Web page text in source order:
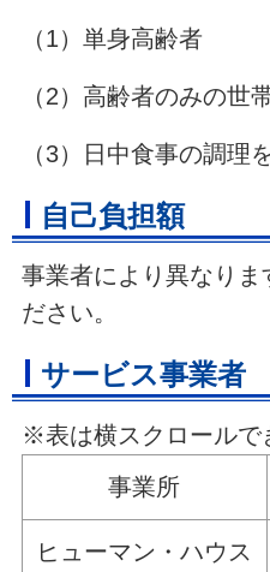
（1）単身高齢者
（2）高齢者のみの世
（3）日中食事の調理
自己負担額
事業者により異なりま
ださい。
サービス事業者
※表は横スクロールで
事業所
ヒューマン・ハウス